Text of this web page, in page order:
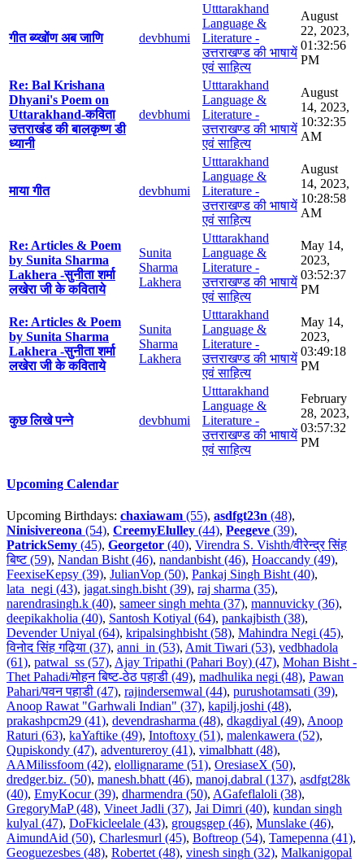
गीत ब्य्खोंण अब जाणि devbhumi
Utttarakhand
Language &
Literature -
उत्तराखण्ड की भाषायें
एवं साहित्य
August
22, 2023,
01:32:56
PM
Re: Bal Krishana
Dhyani's Poem on
Uttarakhand-कविता
उत्तराखंड की बालकृष्ण डी
ध्यानी
devbhumi
Utttarakhand
Language &
Literature -
उत्तराखण्ड की भाषायें
एवं साहित्य
August
14, 2023,
10:32:35
AM
माया गीत devbhumi
Utttarakhand
Language &
Literature -
उत्तराखण्ड की भाषायें
एवं साहित्य
August
14, 2023,
10:28:58
AM
Re: Articles & Poem
by Sunita Sharma
Lakhera -सुनीता शर्मा
लखेरा जी के कविताये
Sunita
Sharma
Lakhera
Utttarakhand
Language &
Literature -
उत्तराखण्ड की भाषायें
एवं साहित्य
May 14,
2023,
03:52:37
PM
Re: Articles & Poem
by Sunita Sharma
Lakhera -सुनीता शर्मा
लखेरा जी के कविताये
Sunita
Sharma
Lakhera
Utttarakhand
Language &
Literature -
उत्तराखण्ड की भाषायें
एवं साहित्य
May 14,
2023,
03:49:18
PM
कुछ लिखे पन्ने devbhumi
Utttarakhand
Language &
Literature -
उत्तराखण्ड की भाषायें
एवं साहित्य
February
28, 2023,
03:57:32
PM
Upcoming Calendar
Upcoming Birthdays: chaxiawam (55), asdfgt23n (48),
Ninisivereona (54), CreemyElulley (44), Peegeve (39),
PatrickSemy (45), Georgetor (40), Virendra S. Vishth/वीरेन्द्र सिंह
बिष्ट (59), Nandan Bisht (46), nandanbisht (46), Hoaccandy (49),
FeexiseKepsy (39), JulianVop (50), Pankaj Singh Bisht (40),
lata_negi (43), jagat.singh.bisht (39), raj sharma (35),
narendrasingh.k (40), sameer singh mehta (37), mannuvicky (36),
deepikakholia (40), Santosh Kotiyal (64), pankajbisth (38),
Devender Uniyal (64), kripalsinghbisht (58), Mahindra Negi (45),
विनोद सिंह गढ़िया (37), anni_in (53), Amit Tiwari (53), vedbhadola
(61), patwal_ss (57), Ajay Tripathi (Pahari Boy) (47), Mohan Bisht -
Thet Pahadi/मोहन बिष्ट-ठेठ पहाडी (49), madhulika negi (48), Pawan
Pahari/पवन पहाडी (47), rajindersemwal (44), purushotamsati (39),
Anoop Rawat "Garhwali Indian" (37), kapilj.joshi (48),
prakashpcm29 (41), devendrasharma (48), dkagdiyal (49), Anoop
Raturi (63), kaYaftike (49), Intoftoxy (51), malenkawera (52),
Qupiskondy (47), adventureroy (41), vimalbhatt (48),
AAMilissfoom (42), elollignarame (51), OresiaseX (50),
dredger.biz. (50), manesh.bhatt (46), manoj.dabral (137), asdfgt28k
(40), EmyKocur (39), dharmendra (50), AGafeflaloli (38),
GregoryMaP (48), Vineet Jadli (37), Jai Dimri (40), kundan singh
kulyal (47), DoFkicleelale (43), grougsgep (46), Munslake (46),
AimundAid (50), Charlesmurl (45), Boftreop (54), Tamepenna (41),
Geoguezesbes (48), Robertet (48), vinesh singh (32), Malkanigopal